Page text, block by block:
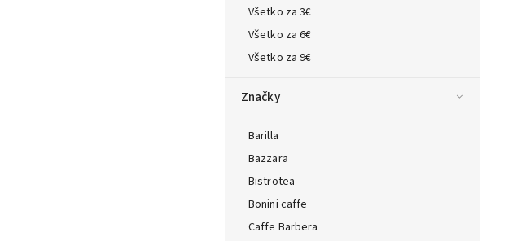
Všetko za 3€
Všetko za 6€
Všetko za 9€
Značky
Barilla
Bazzara
Bistrotea
Bonini caffe
Caffe Barbera
Barista — poradca Caffeitaliano
Poradím s výberom kávy aj kompatibilitou